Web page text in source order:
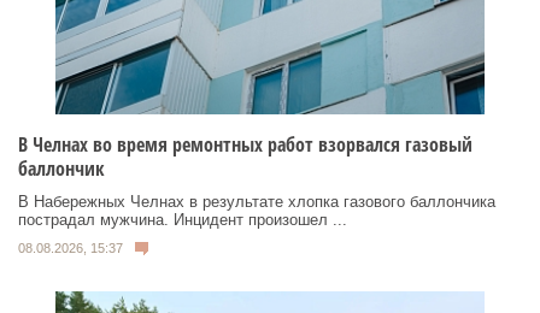
В Челнах во время ремонтных работ взорвался газовый
баллончик
В Набережных Челнах в результате хлопка газового баллончика
пострадал мужчина. Инцидент произошел ...
08.08.2026, 15:37